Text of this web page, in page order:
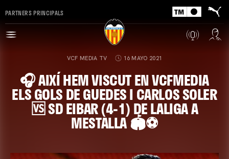
PARTNERS PRINCIPALS
VCF MEDIA TV 16 MAYO 2021
🎧 AIXÍ HEM VISCUT EN VCFMEDIA
ELS GOLS DE GUEDES I CARLOS SOLER
🆚 SD EIBAR (4-1) DE LALIGA A
MESTALLA 🏟️⚽